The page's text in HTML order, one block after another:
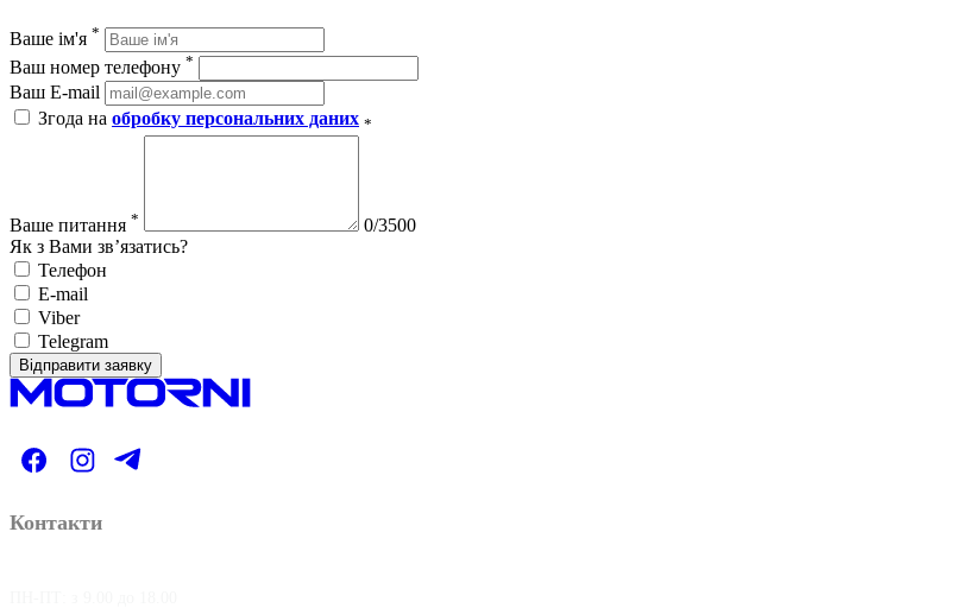
Ваше ім'я *
Ваш номер телефону *
Ваш E-mail
Згода на обробку персональних даних *
Ваше питання *
0/3500
Як з Вами зв’язатись?
Телефон
E-mail
Viber
Telegram
Відправити заявку
Контакти